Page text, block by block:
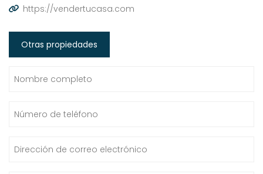
https://vendertucasa.com
Otras propiedades